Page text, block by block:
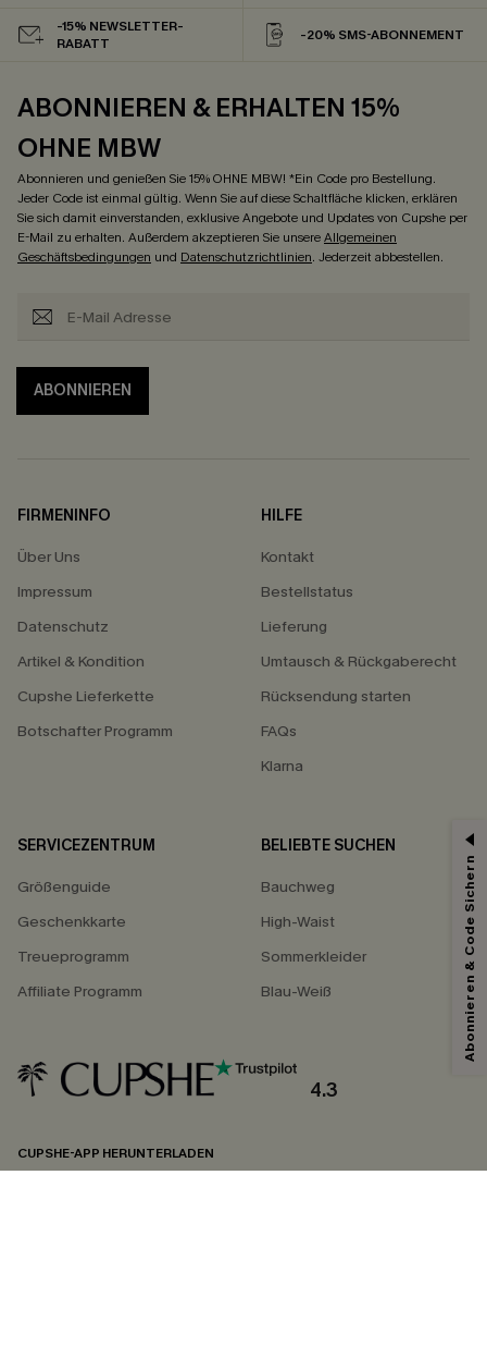
-15% NEWSLETTER-
RABATT
-20% SMS-ABONNEMENT
ABONNIEREN & ERHALTEN 15%
OHNE MBW
Abonnieren und genießen Sie 15% OHNE MBW! *Ein Code pro Bestellung.
Jeder Code ist einmal gültig. Wenn Sie auf diese Schaltfläche klicken, erklären
Sie sich damit einverstanden, exklusive Angebote und Updates von Cupshe per
E-Mail zu erhalten. Außerdem akzeptieren Sie unsereAllgemeinen
Geschäftsbedingungen und Datenschutzrichtlinien. Jederzeit abbestellen.
ABONNIEREN
FIRMENINFO
Über Uns
Impressum
Datenschutz
Artikel & Kondition
Cupshe Lieferkette
Botschafter Programm
HILFE
Kontakt
Bestellstatus
Lieferung
Umtausch & Rückgaberecht
Rücksendung starten
FAQs
Klarna
SERVICEZENTRUM
Größenguide
Geschenkkarte
Treueprogramm
Affiliate Programm
BELIEBTE SUCHEN
Bauchweg
High-Waist
Sommerkleider
Blau-Weiß
4.3
CUPSHE-APP HERUNTERLADEN
Abonnieren & Code Sichern